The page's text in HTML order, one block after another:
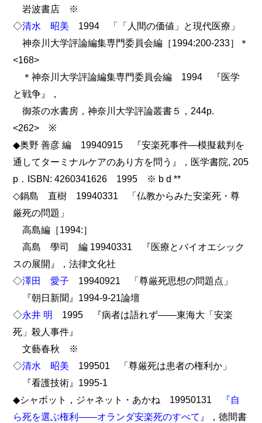
岩波書店 ※
◇清水 昭美 1994 「「人間の価値」と現代医療」
神奈川大学評論編集専門委員会編［1994:200-233］＊
<168>
＊神奈川大学評論編集専門委員会編 1994 『医学
と戦争』，
御茶の水書房，神奈川大学評論叢書５，244p.
<262> ※
◆奥野 善彦 編 19940915 『安楽死事件―模擬裁判を
通してターミナルケアのあり方を問う』，医学書院, 205
p．ISBN: 4260341626 1995 ※ b d **
◇鍋島 直樹 19940331 「仏教からみた安楽死・尊
厳死の問題」
高島編［1994:］
高島 學司 編 19940331 『医療とバイオエシック
スの展開』，法律文化社
◇澤田 愛子 19940921 「尊厳死思想の問題点」
『朝日新聞』1994-9-21論壇
◇永井 明 1995 『病者は語れず――東海大「安楽
死」殺人事件』
文藝春秋 ※
◇清水 昭美 199501 「尊厳死は患者の権利か」
『看護技術』1995-1
◆シャボット，ジャネット・あかね 19950131
『自
ら死を選ぶ権利――オランダ安楽死のすべて』
，徳間書